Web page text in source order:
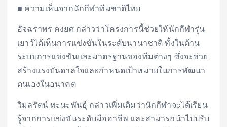
■ ความเห็นจากนักกีฬาทีมชาติไทย
อัจฉราพร คงยศ กล่าวว่าโครงการนี้ช่วยให้นักกีฬารุ่น
เยาว์ได้เห็นการแข่งขันในระดับนานาชาติ ทั้งในด้าน
ระบบการแข่งขันและมาตรฐานของทีมต่างๆ ซึ่งจะช่วย
สร้างแรงบันดาลใจและกำหนดเป้าหมายในการพัฒนา
ตนเองในอนาคต
วิมลรัตน์ ทะนะพันธุ์ กล่าวเพิ่มเติมว่านักกีฬาจะได้เรียน
รู้จากการแข่งขันระดับมืออาชีพ และสามารถนำไปปรับ